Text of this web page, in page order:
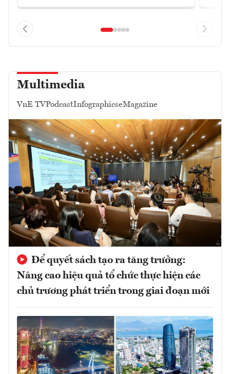
Multimedia
VnE TVPodcastInfographicseMagazine
Để quyết sách tạo ra tăng trưởng:
Nâng cao hiệu quả tổ chức thực hiện các
chủ trương phát triển trong giai đoạn mới